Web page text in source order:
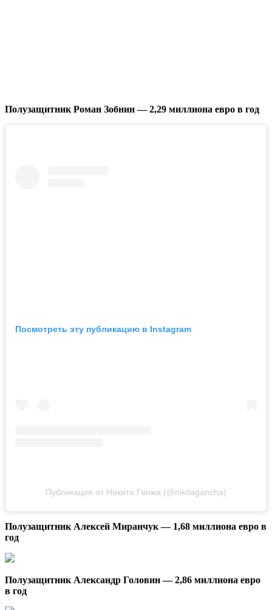
Полузащитник Роман Зобнин — 2,29 миллиона евро в год
Посмотреть эту публикацию в Instagram
Публикация от Никита Ганжа (@nikitaganzha)
Полузащитник Алексей Миранчук — 1,68 миллиона евро в
год
Полузащитник Александр Головин — 2,86 миллиона евро
в год